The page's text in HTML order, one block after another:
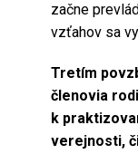
začne
vzťahov sa
Tretím
členovia
k
verejnosti,